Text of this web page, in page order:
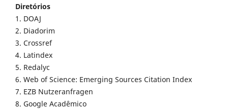
Diretórios
1. DOAJ
2. Diadorim
3. Crossref
4. Latindex
5. Redalyc
6. Web of Science: Emerging Sources Citation Index
7. EZB Nutzeranfragen
8. Google Acadêmico